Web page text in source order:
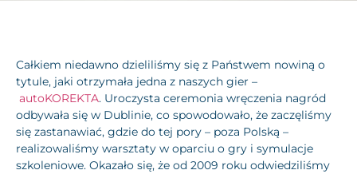
Całkiem niedawno dzieliliśmy się z Państwem nowiną o
tytule, jaki otrzymała jedna z naszych gier –
autoKOREKTA. Uroczysta ceremonia wręczenia nagród
odbywała się w Dublinie, co spowodowało, że zaczęliśmy
się zastanawiać, gdzie do tej pory – poza Polską –
realizowaliśmy warsztaty w oparciu o gry i symulacje
szkoleniowe. Okazało się, że od 2009 roku odwiedziliśmy